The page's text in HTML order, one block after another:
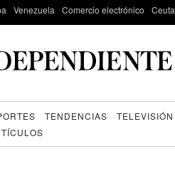
Venezuela Comercio electrónico Ceuta
TENDENCIAS TELEVISIÓN